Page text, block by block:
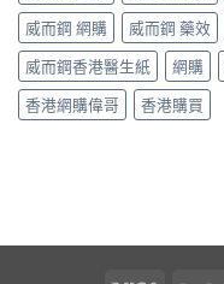
威而鋼 網購
威而鋼 藥效
威而鋼香港醫生紙
網購
香港網購偉哥
香港購買